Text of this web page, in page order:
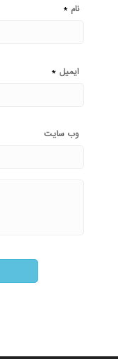
نام *
ایمیل *
وب‌ سایت